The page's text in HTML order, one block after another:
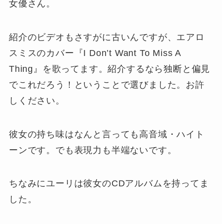
女優さん。
紹介のビデオもさすがに古いんですが、エアロ
スミスのカバー『I Don’t Want To Miss A
Thing』を歌ってます。紹介するなら独断と偏見
でこれだろう！ということで選びました。お許
しください。
彼女の持ち味はなんと言っても高音域・ハイト
ーンです。でも表現力も半端ないです。
ちなみにユーリは彼女のCDアルバムを持ってま
した。